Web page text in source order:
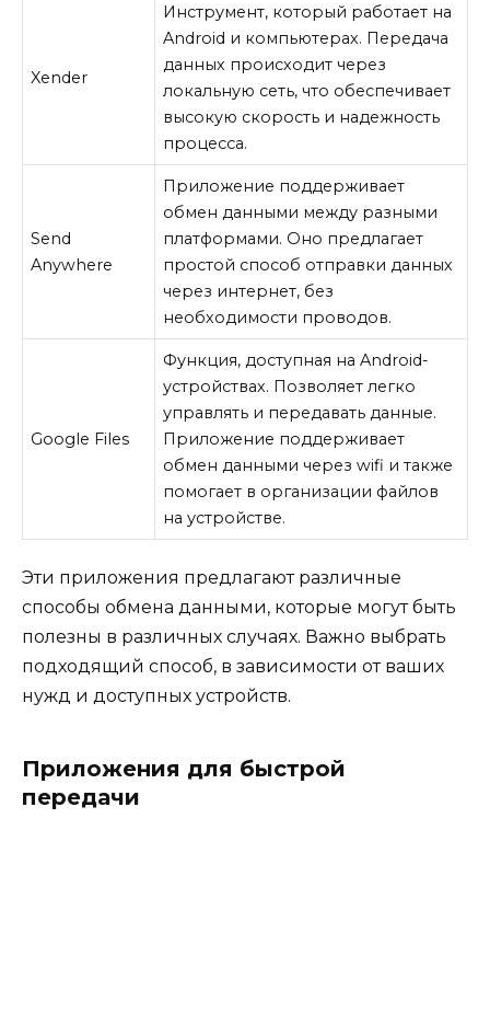
Xender
Инструмент, который работает на
Android и компьютерах. Передача
данных происходит через
локальную сеть, что обеспечивает
высокую скорость и надежность
процесса.
Send
Anywhere
Приложение поддерживает
обмен данными между разными
платформами. Оно предлагает
простой способ отправки данных
через интернет, без
необходимости проводов.
Google Files
Функция, доступная на Android-
устройствах. Позволяет легко
управлять и передавать данные.
Приложение поддерживает
обмен данными через wifi и также
помогает в организации файлов
на устройстве.
Эти приложения предлагают различные
способы обмена данными, которые могут быть
полезны в различных случаях. Важно выбрать
подходящий способ, в зависимости от ваших
нужд и доступных устройств.
Приложения для быстрой
передачи